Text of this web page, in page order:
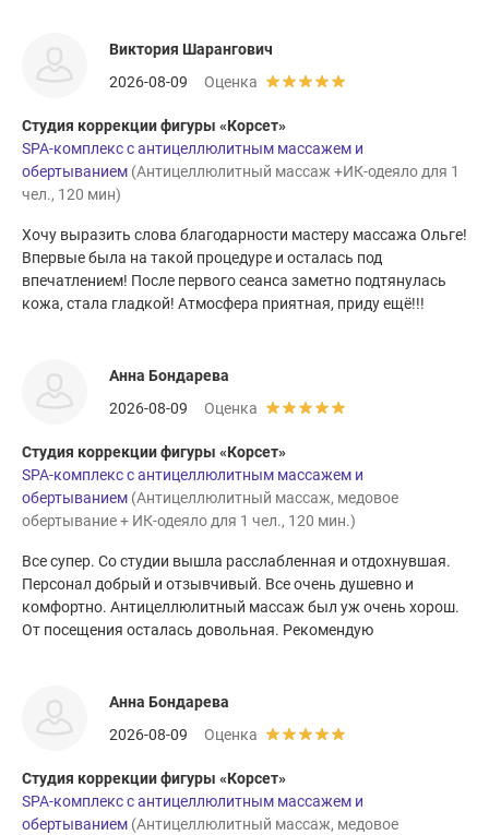
Виктория Шарангович
2026-08-09
Оценка
Студия коррекции фигуры «Корсет»
SPA-комплекс с антицеллюлитным массажем и
обертыванием (Антицеллюлитный массаж +ИК-одеяло для 1
чел., 120 мин)
Хочу выразить слова благодарности мастеру массажа Ольге!
Впервые была на такой процедуре и осталась под
впечатлением! После первого сеанса заметно подтянулась
кожа, стала гладкой! Атмосфера приятная, приду ещё!!!
Анна Бондарева
2026-08-09
Оценка
Студия коррекции фигуры «Корсет»
SPA-комплекс с антицеллюлитным массажем и
обертыванием (Антицеллюлитный массаж, медовое
обертывание + ИК-одеяло для 1 чел., 120 мин.)
Все супер. Со студии вышла расслабленная и отдохнувшая.
Персонал добрый и отзывчивый. Все очень душевно и
комфортно. Антицеллюлитный массаж был уж очень хорош.
От посещения осталась довольная. Рекомендую
Анна Бондарева
2026-08-09
Оценка
Студия коррекции фигуры «Корсет»
SPA-комплекс с антицеллюлитным массажем и
обертыванием (Антицеллюлитный массаж, медовое